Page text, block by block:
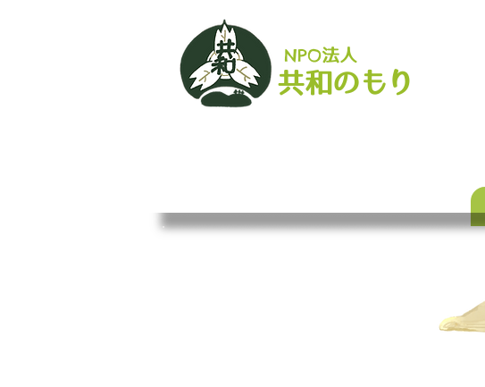
NPO法人​
共和のもり